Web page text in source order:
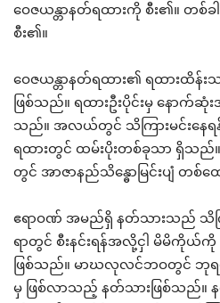
ဝေဇယန္တာနတ်ရထားကို စီး၏။ တ
စီး၏။
ဝေဇယန္တာနတ်ရထား၏ ရထားထိန်
ဖြစ်သည်။ ရထားဦးပိုင်းမှ နောက်
သည်။ အလယ်တွင် သိကြားမင်းနေရန်
ရထားတွင် ထမ်းပိုးတစ်ခုသာ ရှိသည်
တွင် အာဇာနည်သိန္ဓောမြင်းပျံ တ
ဧရာဝဏ် အမည်ရှိ နတ်သားသည် သိက
ရာတွင် စီးနင်းရန်အလို့ငှါ မိမိကိုယ်ကို
ဖြစ်သည်။ မာဃလုလင်ဘဝတွင် ဘုရ
မှ ဖြစ်လာသည့် နတ်သားဖြစ်သည်